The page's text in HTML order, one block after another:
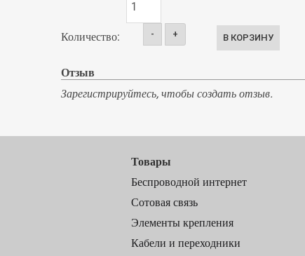
Количество: - +
Отзыв
Зарегистрируйтесь, чтобы создать отзыв.
Товары
Беспроводной интернет
Сотовая связь
Элементы крепления
Кабели и переходники